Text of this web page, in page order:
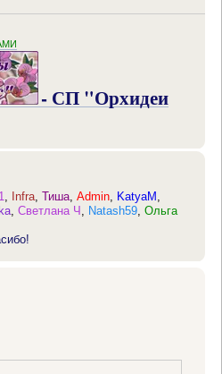
- СП "Орхидеи
, Infra,Тиша,Admin, KatyaM ,
,Светлана Ч , Natash59,Ольга